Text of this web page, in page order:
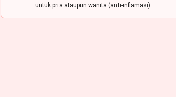
untuk pria ataupun wanita (anti-inﬂamasi)